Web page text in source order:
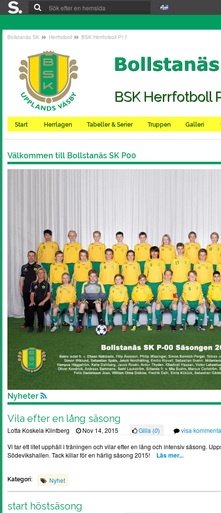
Bollstanäs SK Herrfotboll BSK Herrfotboll P17
BSK Herrfotboll
Start Herrlagen Tabeller & Serier Truppen Galleri
Välkommen till Bollstanäs SK P00
Nyheter
Vila efter en lång säsong
Lotta Koskela Klintberg Nov 14, 2015 Gilla (0)
visa
Vi tar ett litet upphåll i träningen och vilar efter en lång och intensiv säsong.
Södevikshallen. Tack killar för en härlig säsong 2015!
Läs mer...
Kategori: Nyhet
start höstsäsong